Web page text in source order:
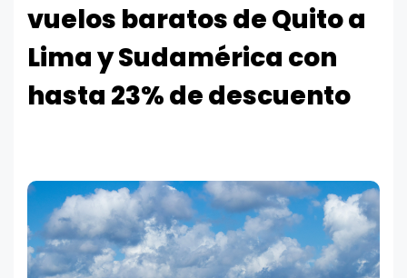
vuelos baratos de Quito a
Lima y Sudamérica con
hasta 23% de descuento